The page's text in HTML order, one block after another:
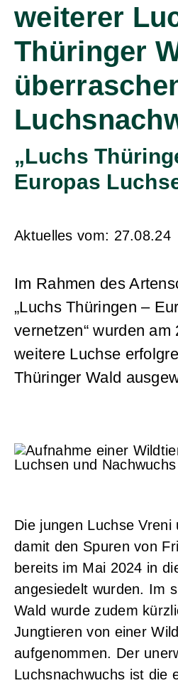
weiterer
Thüringer
„Luchs
Europas
Aktuelles vom: 27.08.24
Im Rahmen des
„Luchs Thüringen –
vernetzen“ wurden am
weitere Luchse
Thüringer Wald
Die jungen Luchse Vreni
damit den Spuren von
bereits im Mai 2024 in
angesiedelt wurden. Im
Wald wurde zudem
Jungtieren von einer
aufgenommen. Der
Luchsnachwuchs ist die